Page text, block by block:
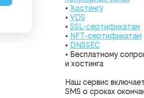
• Хостингу
• VDS
• SSL-сертификатам
• NFT-сертификатам
• DNSSEC
• Бесплатному
и хостинга
Наш сервис
SMS о сроках